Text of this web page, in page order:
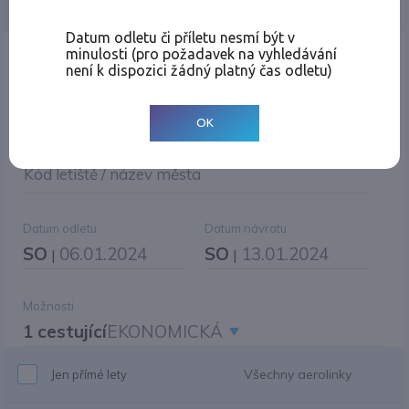
Místo odletu
Kód letiště / název města
Datum odletu
SO | 06.01.2024
Datum návratu
SO | 13.01.2024
Možnosti
1 cestujícíEKONOMICKÁ
Jen přímé lety Všechny aerolinky
Datum odletu či příletu nesmí být v
minulosti (pro požadavek na vyhledávání
není k dispozici žádný platný čas odletu)
OK